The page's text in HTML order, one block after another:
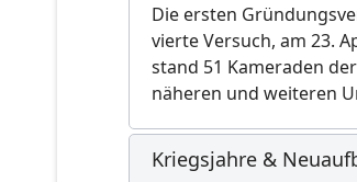
Die ersten
vierte Versuch, am 23.
stand 51 Kameraden
näheren und weiteren
Kriegsjahre &